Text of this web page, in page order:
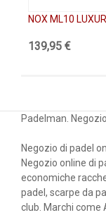
NOX ML10
139,95 €
Padelman.
Negozio di padel
Negozio online di
economiche
padel, scarpe da
club. Marchi come